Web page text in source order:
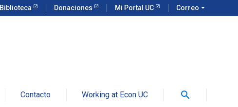
Biblioteca Donaciones Mi Portal UC Correo arrow_drop_down
Contacto Working at Econ UC search